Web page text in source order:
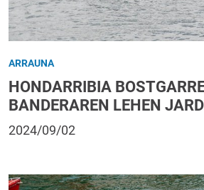
ARRAUNA
HONDARRIBIA
BANDERAREN LEHEN
2024/09/02